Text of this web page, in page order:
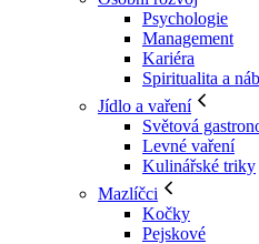
Psychologie
Management
Kariéra
Spiritualita a
Jídlo a vaření
Světová
Levné vaření
Kulinářské triky
Mazlíčci
Kočky
Pejskové